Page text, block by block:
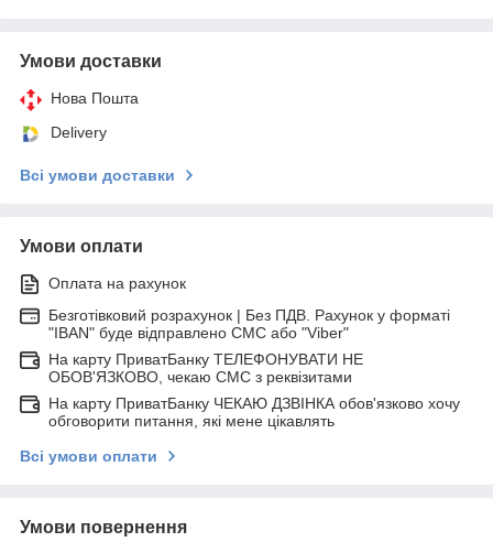
Умови доставки
Нова Пошта
Delivery
Всі умови доставки
Умови оплати
Оплата на рахунок
Безготівковий розрахунок | Без ПДВ. Рахунок у форматі
"IBAN" буде відправлено СМС або "Viber"
На карту ПриватБанку ТЕЛЕФОНУВАТИ НЕ
ОБОВ'ЯЗКОВО, чекаю СМС з реквізитами
На карту ПриватБанку ЧЕКАЮ ДЗВІНКА обов'язково хочу
обговорити питання, які мене цікавлять
Всі умови оплати
Умови повернення